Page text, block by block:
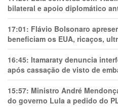
bilateral e apoio diplomático
17:01: Flávio Bolsonaro
beneficiam os EUA, ricaços,
16:45: Itamaraty denuncia
após cassação de visto de
15:57: Ministro André
do governo Lula a pedido do